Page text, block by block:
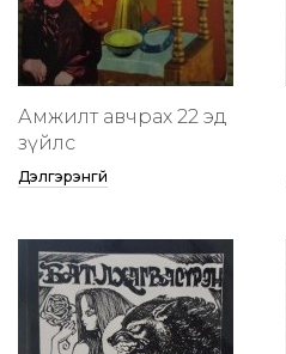
Амжилт авчрах 22 эд
зүйлс
Дэлгэрэнгүй